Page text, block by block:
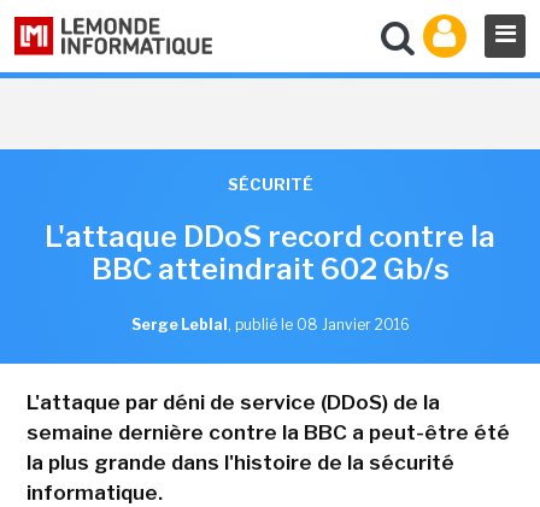
SÉCURITÉ
L'attaque DDoS record contre la
BBC atteindrait 602 Gb/s
Serge Leblal , publié le 08 Janvier 2016
L'attaque par déni de service (DDoS) de la
semaine dernière contre la BBC a peut-être été
la plus grande dans l'histoire de la sécurité
informatique.